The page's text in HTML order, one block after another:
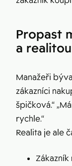
Propast
a
Manažeři
zákazníci
špičková.“
rychle.“
Realita je ale